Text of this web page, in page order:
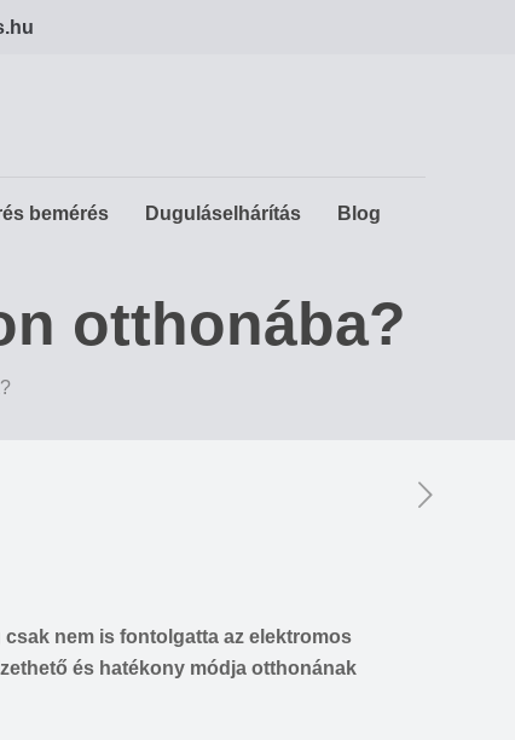
bemérés Duguláselhárítás Blog
otthonába?
nem is fontolgatta az elektromos
és hatékony módja otthonának